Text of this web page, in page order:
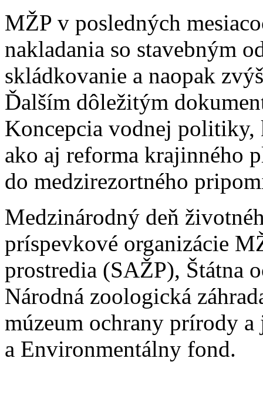
MŽP v posledných
nakladania so stavebným
skládkovanie a naopak
Ďalším dôležitým
Koncepcia vodnej
ako aj reforma krajinného
do medzirezortného
Medzinárodný deň
príspevkové organizácie
prostredia (SAŽP), Štátna
Národná zoologická
múzeum ochrany prírody
a Environmentálny fond.